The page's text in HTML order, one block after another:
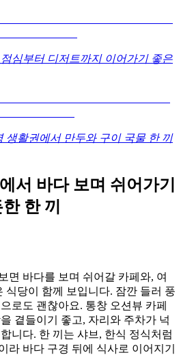
심부터 디저트까지 이어가기 좋은
생활권에서 만두와 구이 국물 한 끼
서 바다 보며 쉬어가기
한 끼
면 바다를 보며 쉬어갈 카페와, 여
식당이 함께 보입니다. 잠깐 들러 풍
로도 괜찮아요. 통창 오션뷰 카페
곁들이기 좋고, 자리와 주차가 넉
니다. 한 끼는 샤브, 한식 정식처럼
라 바다 구경 뒤에 식사로 이어지기